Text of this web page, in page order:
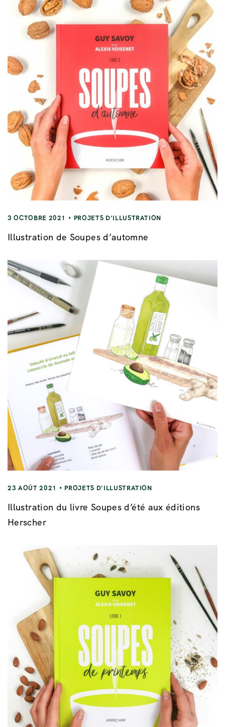
3 OCTOBRE 2021 PROJETS D'ILLUSTRATION
Illustration de Soupes d’automne
23 AOÛT 2021 PROJETS D'ILLUSTRATION
Illustration du livre Soupes d’été aux éditions
Herscher